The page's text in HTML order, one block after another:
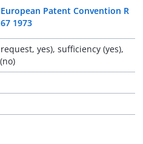
European Patent Convention R
67 1973
yes), sufficiency (yes),